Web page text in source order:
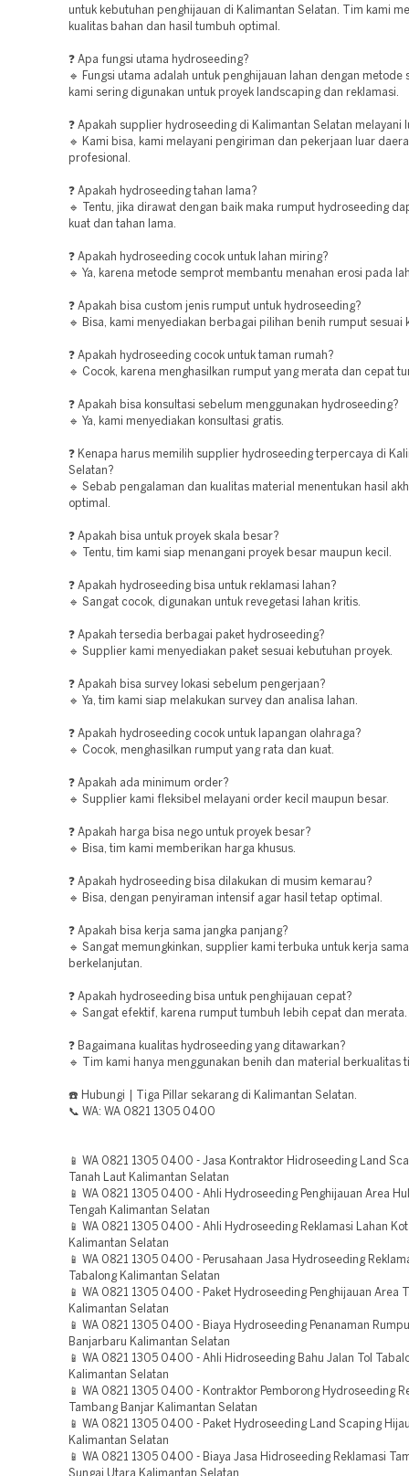
untuk kebutuhan penghijauan di Kalimantan Selatan. Tim kami
kualitas bahan dan hasil tumbuh optimal.
❓ Apa fungsi utama hydroseeding?
🔹 Fungsi utama adalah untuk penghijauan lahan dengan metode
kami sering digunakan untuk proyek landscaping dan reklamasi.
❓ Apakah supplier hydroseeding di Kalimantan Selatan melayani
🔹 Kami bisa, kami melayani pengiriman dan pekerjaan luar
profesional.
❓ Apakah hydroseeding tahan lama?
🔹 Tentu, jika dirawat dengan baik maka rumput hydroseeding
kuat dan tahan lama.
❓ Apakah hydroseeding cocok untuk lahan miring?
🔹 Ya, karena metode semprot membantu menahan erosi pada
❓ Apakah bisa custom jenis rumput untuk hydroseeding?
🔹 Bisa, kami menyediakan berbagai pilihan benih rumput sesuai
❓ Apakah hydroseeding cocok untuk taman rumah?
🔹 Cocok, karena menghasilkan rumput yang merata dan cepat
❓ Apakah bisa konsultasi sebelum menggunakan hydroseeding?
🔹 Ya, kami menyediakan konsultasi gratis.
❓ Kenapa harus memilih supplier hydroseeding terpercaya di
Selatan?
🔹 Sebab pengalaman dan kualitas material menentukan hasil
optimal.
❓ Apakah bisa untuk proyek skala besar?
🔹 Tentu, tim kami siap menangani proyek besar maupun kecil.
❓ Apakah hydroseeding bisa untuk reklamasi lahan?
🔹 Sangat cocok, digunakan untuk revegetasi lahan kritis.
❓ Apakah tersedia berbagai paket hydroseeding?
🔹 Supplier kami menyediakan paket sesuai kebutuhan proyek.
❓ Apakah bisa survey lokasi sebelum pengerjaan?
🔹 Ya, tim kami siap melakukan survey dan analisa lahan.
❓ Apakah hydroseeding cocok untuk lapangan olahraga?
🔹 Cocok, menghasilkan rumput yang rata dan kuat.
❓ Apakah ada minimum order?
🔹 Supplier kami fleksibel melayani order kecil maupun besar.
❓ Apakah harga bisa nego untuk proyek besar?
🔹 Bisa, tim kami memberikan harga khusus.
❓ Apakah hydroseeding bisa dilakukan di musim kemarau?
🔹 Bisa, dengan penyiraman intensif agar hasil tetap optimal.
❓ Apakah bisa kerja sama jangka panjang?
🔹 Sangat memungkinkan, supplier kami terbuka untuk kerja sama
berkelanjutan.
❓ Apakah hydroseeding bisa untuk penghijauan cepat?
🔹 Sangat efektif, karena rumput tumbuh lebih cepat dan merata.
❓ Bagaimana kualitas hydroseeding yang ditawarkan?
🔹 Tim kami hanya menggunakan benih dan material berkualitas
☎️ Hubungi | Tiga Pillar sekarang di Kalimantan Selatan.
📞 WA: WA 0821 1305 0400
📱 WA 0821 1305 0400 - Jasa Kontraktor Hidroseeding Land
Tanah Laut Kalimantan Selatan
📱 WA 0821 1305 0400 - Ahli Hydroseeding Penghijauan Area
Tengah Kalimantan Selatan
📱 WA 0821 1305 0400 - Ahli Hydroseeding Reklamasi Lahan
Kalimantan Selatan
📱 WA 0821 1305 0400 - Perusahaan Jasa Hydroseeding
Tabalong Kalimantan Selatan
📱 WA 0821 1305 0400 - Paket Hydroseeding Penghijauan Area
Kalimantan Selatan
📱 WA 0821 1305 0400 - Biaya Hydroseeding Penanaman
Banjarbaru Kalimantan Selatan
📱 WA 0821 1305 0400 - Ahli Hidroseeding Bahu Jalan Tol
Kalimantan Selatan
📱 WA 0821 1305 0400 - Kontraktor Pemborong Hydroseeding
Tambang Banjar Kalimantan Selatan
📱 WA 0821 1305 0400 - Paket Hydroseeding Land Scaping
Kalimantan Selatan
📱 WA 0821 1305 0400 - Biaya Jasa Hidroseeding Reklamasi
Sungai Utara Kalimantan Selatan